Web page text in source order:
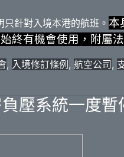
針對入境本港的航班。 本
終有機會使用，附屬
, 入境修訂條例 , 航空公司 ,
壓系統一度暫